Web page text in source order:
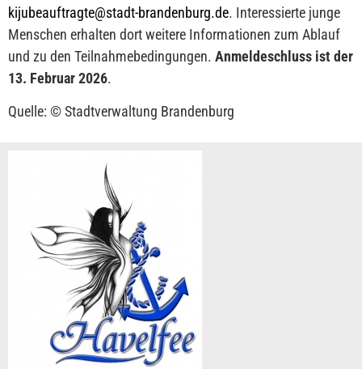
kijubeauftragte@stadt-brandenburg.de. Interessierte junge
Menschen erhalten dort weitere Informationen zum Ablauf
und zu den Teilnahmebedingungen. Anmeldeschluss ist der
13. Februar 2026.
Quelle: © Stadtverwaltung Brandenburg